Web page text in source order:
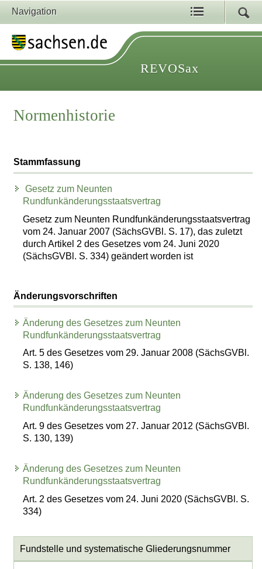
Navigation
REVOSax
Normenhistorie
Stammfassung
Gesetz zum Neunten
Rundfunkänderungsstaatsvertrag
Gesetz zum Neunten Rundfunkänderungsstaatsvertrag
vom 24. Januar 2007 (SächsGVBl. S. 17), das zuletzt
durch Artikel 2 des Gesetzes vom 24. Juni 2020
(SächsGVBl. S. 334) geändert worden ist
Änderungsvorschriften
Änderung des Gesetzes zum Neunten
Rundfunkänderungsstaatsvertrag
Art. 5 des Gesetzes vom 29. Januar 2008 (SächsGVBl.
S. 138, 146)
Änderung des Gesetzes zum Neunten
Rundfunkänderungsstaatsvertrag
Art. 9 des Gesetzes vom 27. Januar 2012 (SächsGVBl.
S. 130, 139)
Änderung des Gesetzes zum Neunten
Rundfunkänderungsstaatsvertrag
Art. 2 des Gesetzes vom 24. Juni 2020 (SächsGVBl. S.
334)
Fundstelle und systematische Gliederungsnummer